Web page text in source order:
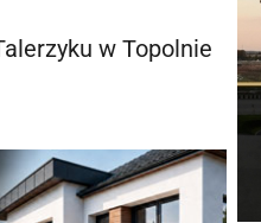
w Topolnie